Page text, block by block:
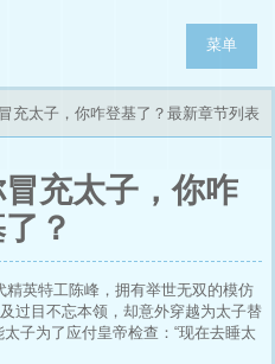
菜单
充太子，你咋登基了？最新章节列表
充太子，你咋
？
精英特工陈峰，拥有举世无双的模仿
过目不忘本领，却意外穿越为太子替
子为了应付皇帝检查：“现在去睡太